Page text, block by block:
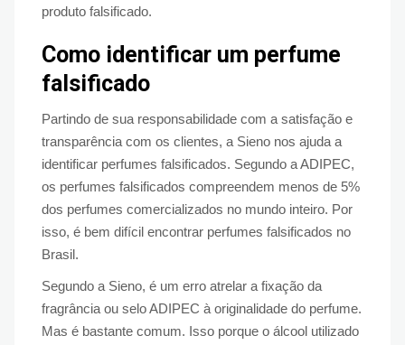
produto falsificado.
Como identificar um perfume
falsificado
Partindo de sua responsabilidade com a satisfação e
transparência com os clientes, a Sieno nos ajuda a
identificar perfumes falsificados. Segundo a ADIPEC,
os perfumes falsificados compreendem menos de 5%
dos perfumes comercializados no mundo inteiro. Por
isso, é bem difícil encontrar perfumes falsificados no
Brasil.
Segundo a Sieno, é um erro atrelar a fixação da
fragrância ou selo ADIPEC à originalidade do perfume.
Mas é bastante comum. Isso porque o álcool utilizado